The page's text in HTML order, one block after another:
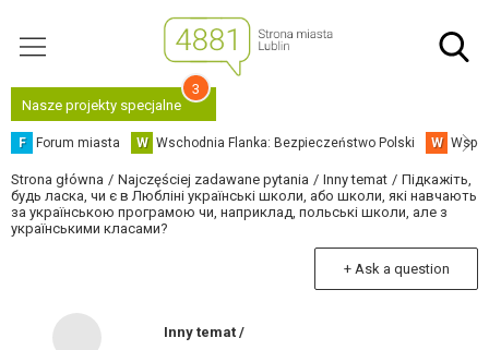
Nasze projekty specjalne
3
F Forum miasta W Wschodnia Flanka: Bezpieczeństwo Polski W
Strona główna Najczęściej zadawane pytania Inny temat
Підкажіть,
будь ласка, чи є в Любліні українські школи, або школи, які навчають
за українською програмою чи, наприклад, польські школи, але з
українськими класами?
+ Ask a question
Inny temat /